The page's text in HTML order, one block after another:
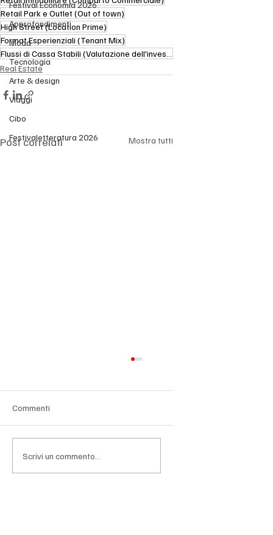
Festival Economia 2026
Approfondimenti
Moda
Tecnologia
Arte & design
Viaggi
Cibo
Festivaletteratura 2026
Retail Park e Outlet (Out of town)
High Street (Location Prime)
Format Esperienziali (Tenant Mix)
Real Estate
Post correlati Mostra tutti
Commenti
Scrivi un commento...